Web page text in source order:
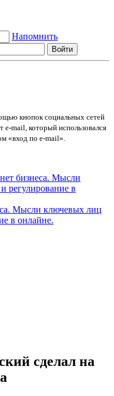
Напомнить
кнопок социальных сетей
e-mail, который использовался
«вход по e-mail».
Мысли ключевых лиц
в онлайне.
сделал на